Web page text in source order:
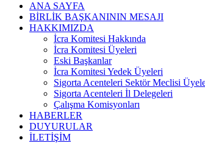
ANA SAYFA
BİRLİK BAŞKANININ MESAJI
HAKKIMIZDA
İcra Komitesi Hakkında
İcra Komitesi Üyeleri
Eski Başkanlar
İcra Komitesi Yedek Üyeleri
Sigorta Acenteleri Sektör Meclisi
Sigorta Acenteleri İl Delegeleri
Çalışma Komisyonları
HABERLER
DUYURULAR
İLETİŞİM